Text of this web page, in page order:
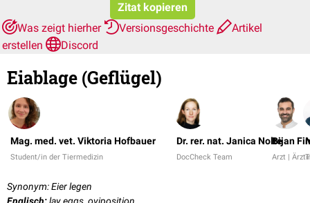
Zitat kopieren
Was zeigt hierher
Versionsgeschichte
Artikel
erstellen
Discord
Eiablage (Geflügel)
Mag. med. vet. Viktoria Hofbauer
Student/in der Tiermedizin
Dr. rer. nat. Janica Nolte
DocCheck Team
Bijan
Arzt |
Synonym: Eier legen